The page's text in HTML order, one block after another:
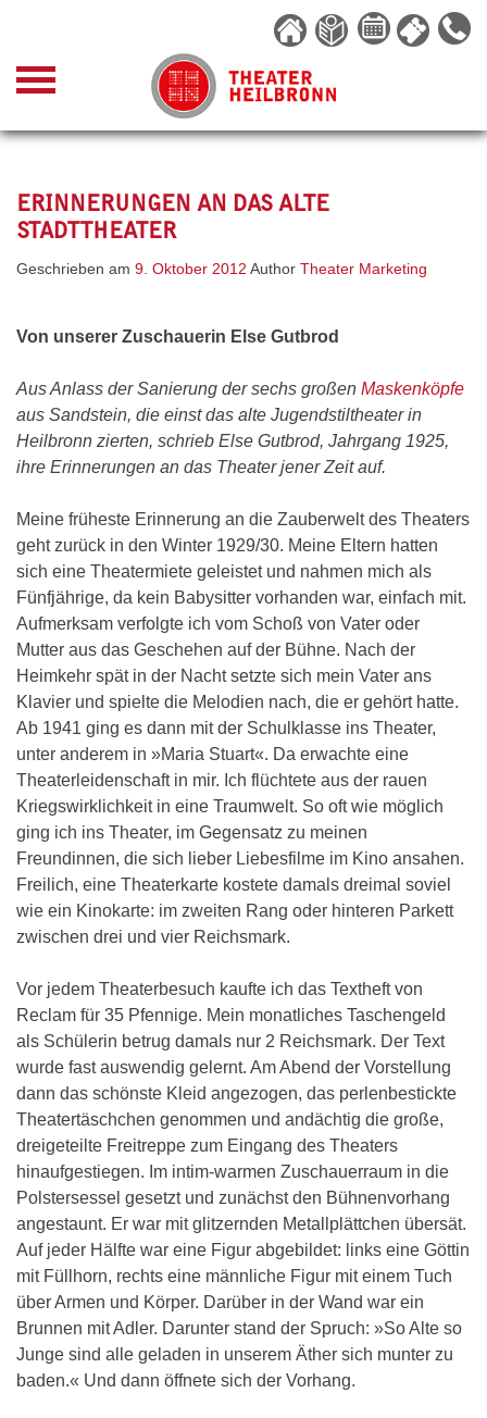
content
ERINNERUNGEN AN DAS ALTE
STADTTHEATER
Geschrieben am 9. Oktober 2012 Author Theater Marketing
Von unserer Zuschauerin Else Gutbrod
Aus Anlass der Sanierung der sechs großen Maskenköpfe
aus Sandstein, die einst das alte Jugendstiltheater in
Heilbronn zierten, schrieb Else Gutbrod, Jahrgang 1925,
ihre Erinnerungen an das Theater jener Zeit auf.
Meine früheste Erinnerung an die Zauberwelt des Theaters
geht zurück in den Winter 1929/30. Meine Eltern hatten
sich eine Theatermiete geleistet und nahmen mich als
Fünfjährige, da kein Babysitter vorhanden war, einfach mit.
Aufmerksam verfolgte ich vom Schoß von Vater oder
Mutter aus das Geschehen auf der Bühne. Nach der
Heimkehr spät in der Nacht setzte sich mein Vater ans
Klavier und spielte die Melodien nach, die er gehört hatte.
Ab 1941 ging es dann mit der Schulklasse ins Theater,
unter anderem in »Maria Stuart«. Da erwachte eine
Theaterleidenschaft in mir. Ich flüchtete aus der rauen
Kriegswirklichkeit in eine Traumwelt. So oft wie möglich
ging ich ins Theater, im Gegensatz zu meinen
Freundinnen, die sich lieber Liebesfilme im Kino ansahen.
Freilich, eine Theaterkarte kostete damals dreimal soviel
wie ein Kinokarte: im zweiten Rang oder hinteren Parkett
zwischen drei und vier Reichsmark.
Vor jedem Theaterbesuch kaufte ich das Textheft von
Reclam für 35 Pfennige. Mein monatliches Taschengeld
als Schülerin betrug damals nur 2 Reichsmark. Der Text
wurde fast auswendig gelernt. Am Abend der Vorstellung
dann das schönste Kleid angezogen, das perlenbestickte
Theatertäschchen genommen und andächtig die große,
dreigeteilte Freitreppe zum Eingang des Theaters
hinaufgestiegen. Im intim-warmen Zuschauerraum in die
Polstersessel gesetzt und zunächst den Bühnenvorhang
angestaunt. Er war mit glitzernden Metallplättchen übersät.
Auf jeder Hälfte war eine Figur abgebildet: links eine Göttin
mit Füllhorn, rechts eine männliche Figur mit einem Tuch
über Armen und Körper. Darüber in der Wand war ein
Brunnen mit Adler. Darunter stand der Spruch: »So Alte so
Junge sind alle geladen in unserem Äther sich munter zu
baden.« Und dann öffnete sich der Vorhang.